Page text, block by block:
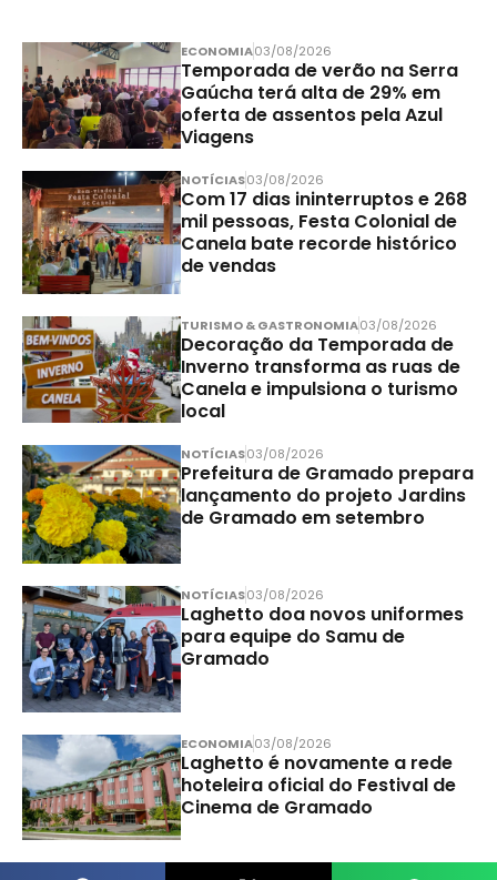
ECONOMIA03/08/2026
Temporada de verão na Serra
Gaúcha terá alta de 29% em
oferta de assentos pela Azul
Viagens
NOTÍCIAS03/08/2026
Com 17 dias ininterruptos e 268
mil pessoas, Festa Colonial de
Canela bate recorde histórico
de vendas
TURISMO & GASTRONOMIA03/08/2026
Decoração da Temporada de
Inverno transforma as ruas de
Canela e impulsiona o turismo
local
NOTÍCIAS03/08/2026
Prefeitura de Gramado prepara
lançamento do projeto Jardins
de Gramado em setembro
NOTÍCIAS03/08/2026
Laghetto doa novos uniformes
para equipe do Samu de
Gramado
ECONOMIA03/08/2026
Laghetto é novamente a rede
hoteleira oficial do Festival de
Cinema de Gramado